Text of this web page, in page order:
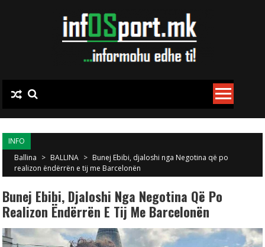
INFO
Ballina > BALLINA > Bunej Ebibi, djaloshi nga Negotina që po
realizon ëndërrën e tij me Barcelonën
Bunej Ebibi, Djaloshi Nga Negotina Që Po
Realizon Ëndërrën E Tij Me Barcelonën